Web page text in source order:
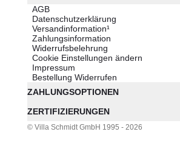
AGB
Datenschutzerklärung
Versandinformation¹
Zahlungsinformation
Widerrufsbelehrung
Cookie Einstellungen ändern
Impressum
Bestellung Widerrufen
ZAHLUNGSOPTIONEN
ZERTIFIZIERUNGEN
© Villa Schmidt GmbH 1995 - 2026